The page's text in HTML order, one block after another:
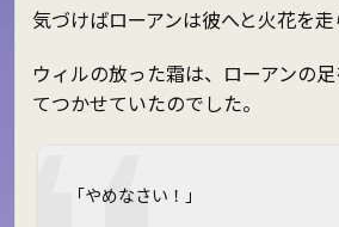
気づけばローアンは彼へと火花を走
ウィルの放った霜は、ローアンの
てつかせていたのでした。
「やめなさい！」